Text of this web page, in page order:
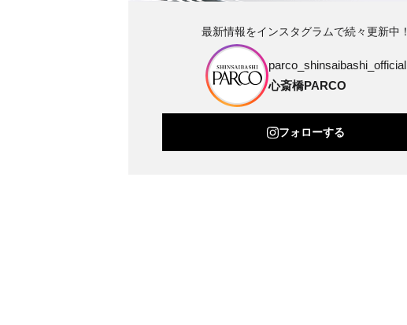
最新情報をインスタグラムで続々更新中！
parco_shinsaibashi_official
心斎橋PARCO
フォローする